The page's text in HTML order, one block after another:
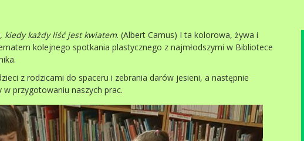
kiedy każdy liść jest kwiatem. (Albert Camus) I ta kolorowa, żywa i
kolejnego spotkania plastycznego z najmłodszymi w Bibliotece
z rodzicami do spaceru i zebrania darów jesieni, a następnie
przygotowaniu naszych prac.